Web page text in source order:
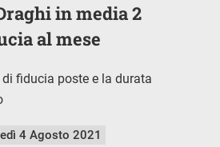
in media 2
al mese
fiducia poste e la durata
4 Agosto 2021